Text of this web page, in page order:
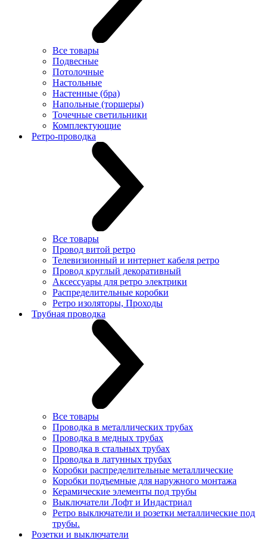
Все товары
Подвесные
Потолочные
Настольные
Настенные (бра)
Напольные (торшеры)
Точечные светильники
Комплектующие
Ретро-проводка
Все товары
Провод витой ретро
Телевизионный и интернет кабеля ретро
Провод круглый декоративный
Аксессуары для ретро электрики
Распределительные коробки
Ретро изоляторы, Проходы
Трубная проводка
Все товары
Проводка в металлических трубах
Проводка в медных трубах
Проводка в стальных трубах
Проводка в латунных трубах
Коробки распределительные металлические
Коробки подъемные для наружного монтажа
Керамические элементы под трубы
Выключатели Лофт и Индастриал
Ретро выключатели и розетки металлические под
трубы.
Розетки и выключатели